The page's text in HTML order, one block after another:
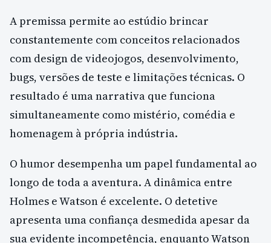
A premissa permite ao estúdio brincar
constantemente com conceitos relacionados
com design de videojogos, desenvolvimento,
bugs, versões de teste e limitações técnicas. O
resultado é uma narrativa que funciona
simultaneamente como mistério, comédia e
homenagem à própria indústria.
O humor desempenha um papel fundamental ao
longo de toda a aventura. A dinâmica entre
Holmes e Watson é excelente. O detetive
apresenta uma confiança desmedida apesar da
sua evidente incompetência, enquanto Watson